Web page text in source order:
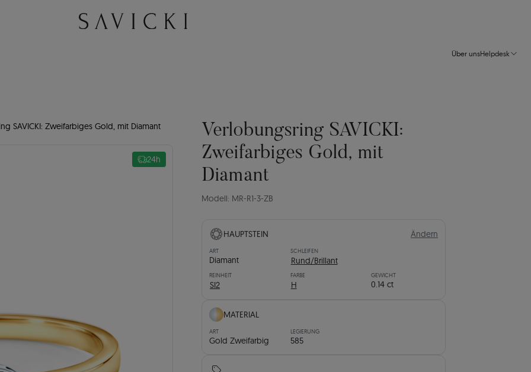
Über unsHelpdesk
SAVICKI: Zweifarbiges Gold, mit Diamant
24h
Verlobungsring SAVICKI:
Zweifarbiges Gold, mit
Diamant
Modell: MR-R1-3-ZB
HAUPTSTEIN Ändern
ART
Diamant
SCHLEIFEN
Rund/Brillant
REINHEIT
SI2
FARBE
H
GEWICHT
0.14 ct
MATERIAL
ART
Gold Zweifarbig
LEGIERUNG
585